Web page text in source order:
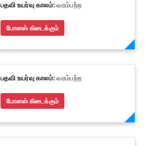
பதவி உயர்வு காலம்:வரம்பற்ற
போனஸ் கிடைக்கும்
பதவி உயர்வு காலம்:வரம்பற்ற
போனஸ் கிடைக்கும்